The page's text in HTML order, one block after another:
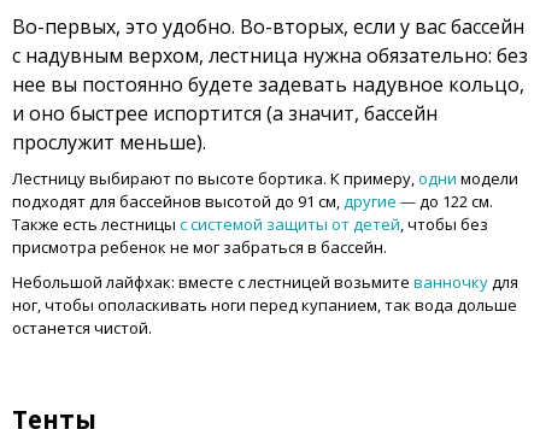
Во-первых, это удобно. Во-вторых, если у вас бассейн
с надувным верхом, лестница нужна обязательно: без
нее вы постоянно будете задевать надувное кольцо,
и оно быстрее испортится (а значит, бассейн
прослужит меньше).
Лестницу выбирают по высоте бортика. К примеру,одни модели
подходят для бассейнов высотой до 91 см,другие —до 122 см.
Также есть лестницы с системой защиты от детей, чтобы без
присмотра ребенок не мог забраться в бассейн.
Небольшой лайфхак: вместе с лестницей возьмите ванночку для
ног, чтобы ополаскивать ноги перед купанием, так вода дольше
останется чистой.
Тенты